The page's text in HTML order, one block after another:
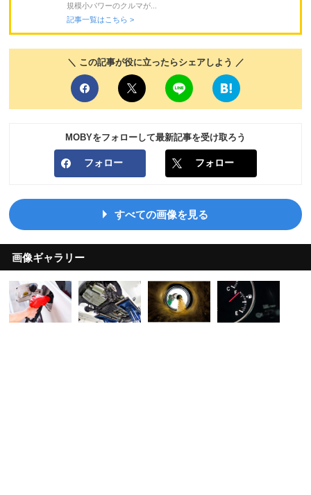
規模小パワーのクルマが...
記事一覧はこちら >
＼ この記事が役に立ったらシェアしよう ／
MOBYをフォローして最新記事を受け取ろう
フォロー フォロー
すべての画像を見る
画像ギャラリー